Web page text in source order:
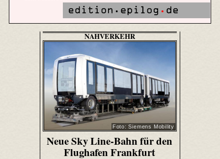
NAHVERKEHR
Foto: Siemens Mobility
Neue Sky Line-Bahn für den
Flughafen Frankfurt